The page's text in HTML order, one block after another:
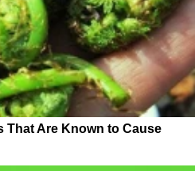
That Are Known to Cause